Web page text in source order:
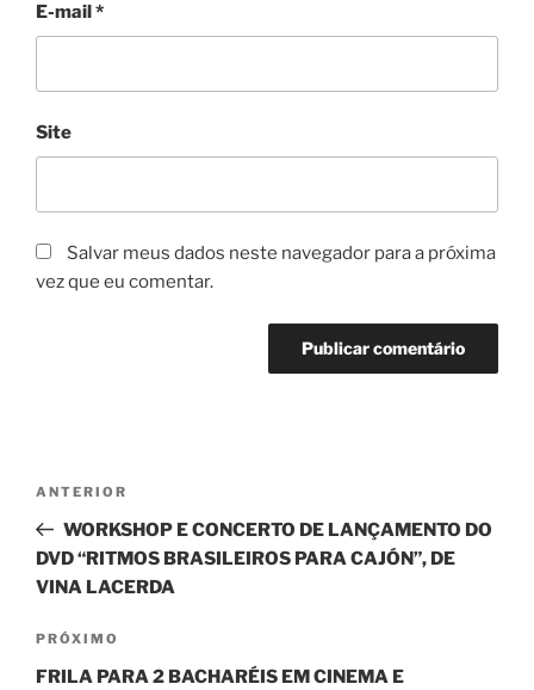
E-mail*
Site
Salvar meus dados neste navegador para a próxima
vez que eu comentar.
Post
Post
anterior
ANTERIOR
WORKSHOP E CONCERTO DE LANÇAMENTO DO
DVD “RITMOS BRASILEIROS PARA CAJÓN”, DE
VINA LACERDA
Próximo
post
PRÓXIMO
FRILA PARA 2 BACHARÉIS EM CINEMA E